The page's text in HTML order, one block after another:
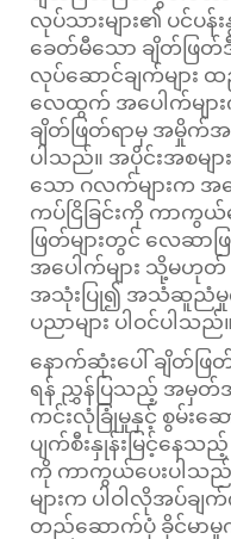
လုပ်သားများ၏ ပင်ပန်
ခေတ်မီသော ချိတ်ဖြတ်
လုပ်ဆောင်ချက်များ
လေထွက် အပေါက်များ
ချိတ်ဖြတ်ရာမှ အမှိုက်အ
ပါသည်။ အပိုင်းအစမျ
သော ဂလက်များက အအ
ကပ်ငြိခြင်းကို ကာကွယ်
ဖြတ်များတွင် လေဆာ
အပေါက်များ သို့မဟုတ်
အသုံးပြု၍ အသံဆူညံမှု
ပညာများ ပါဝင်ပါသည်။
နောက်ဆုံးပေါ် ချိတ်ဖ
ရန် ညွှန်ပြသည့် အမှတ်အသ
ကင်းလုံခြုံမှုနှင့် စွမ်း
ပျက်စီးနှုန်းမြင့်နေသ
ကို ကာကွယ်ပေးပါသ
များက ပါဝါလိုအပ်ချ
တည်ဆောက်ပုံ ခိုင်မာမှု